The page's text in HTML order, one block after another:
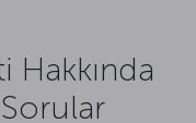
Hakkında